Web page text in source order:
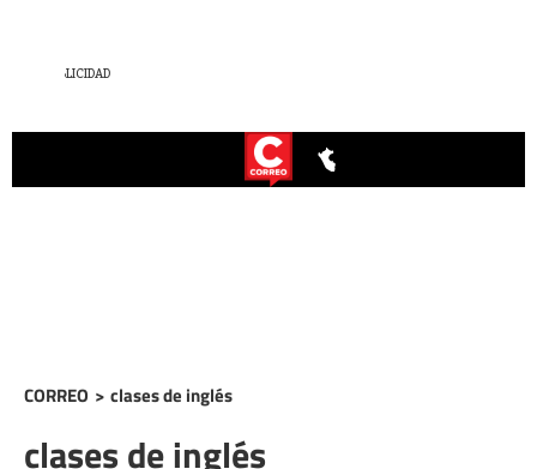
CORREO > clases de inglés
clases de inglés